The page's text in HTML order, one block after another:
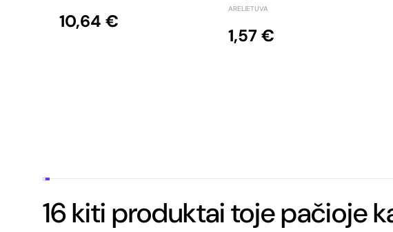
10,64 €
ARELIETUVA
1,57 €
16 kiti produktai toje pačioje